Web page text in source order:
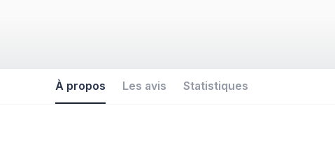
À propos Les avis Statistiques